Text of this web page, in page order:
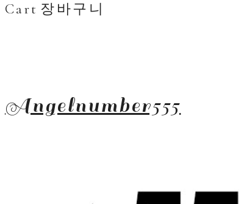
Cart 장바구니
Angelnumber555